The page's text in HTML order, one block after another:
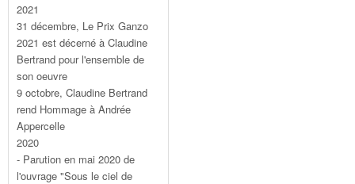
2021
31 décembre, Le Prix Ganzo
2021 est décerné à Claudine
Bertrand pour l'ensemble de
son oeuvre
9 octobre, Claudine Bertrand
rend Hommage à Andrée
Appercelle
2020
- Parution en mai 2020 de
l'ouvrage "Sous le ciel de